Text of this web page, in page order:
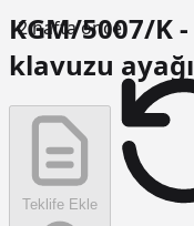
2 hafta önce
KGM/5007/K
klavuzu
Teklife Ekle